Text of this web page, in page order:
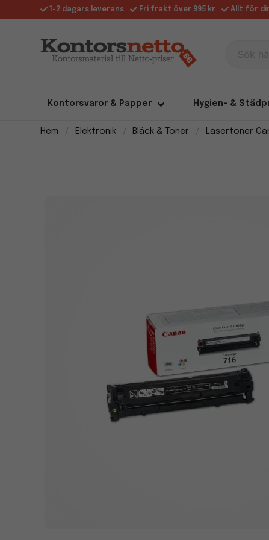
1-2 dagars leverans Fri frakt över 995 kr Allt för
Kontorsvaror & Papper Hygien- &
Hem Elektronik Bläck & Toner Lasertoner